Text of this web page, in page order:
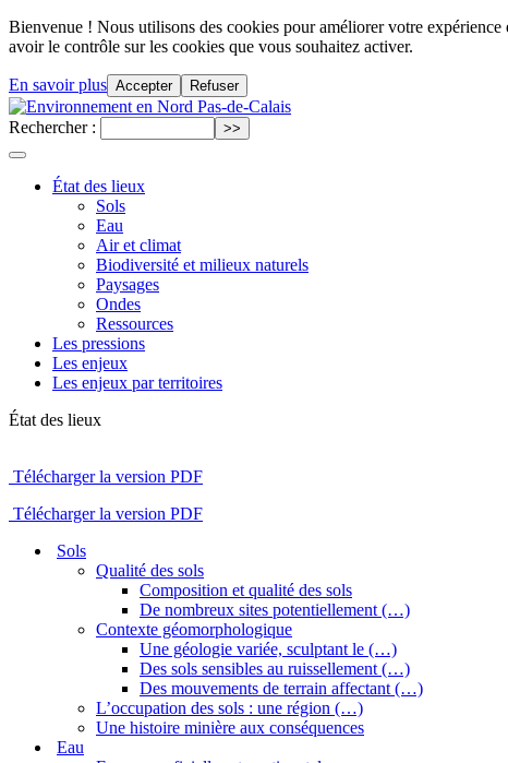
Bienvenue ! Nous utilisons des cookies pour améliorer votre
avoir le contrôle sur les cookies que vous souhaitez activer.
En savoir plus Accepter Refuser
Rechercher :
État des lieux
Sols
Eau
Air et climat
Biodiversité et milieux naturels
Paysages
Ondes
Ressources
Les pressions
Les enjeux
Les enjeux par territoires
État des lieux
Télécharger la version PDF
Télécharger la version PDF
Sols
Qualité des sols
Composition et qualité des sols
De nombreux sites potentiellement (…)
Contexte géomorphologique
Une géologie variée, sculptant le (…)
Des sols sensibles au ruissellement (…)
Des mouvements de terrain affectant (…)
L’occupation des sols : une région (…)
Une histoire minière aux conséquences
Eau